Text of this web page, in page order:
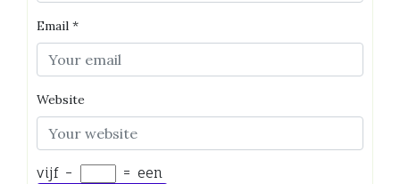
Email *
Website
vijf − = een